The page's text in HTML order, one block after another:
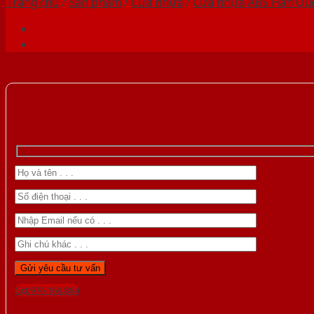
Gọi 0976.169.864